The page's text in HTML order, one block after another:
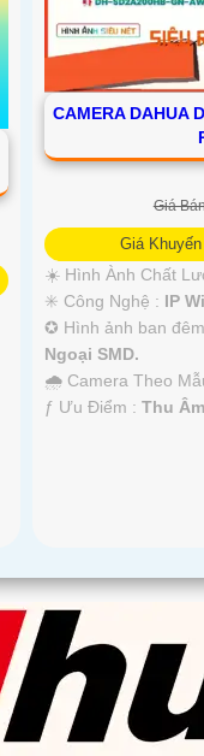
CAMERA DAHUA
Giá
Giá
☀️ Hình Ành Chất
✳️ Công Nghệ : IP
✪ Hình ảnh ban
Ngoại SMD.
🌧️ Camera Theo
️ƒ Ưu Điểm :Thu